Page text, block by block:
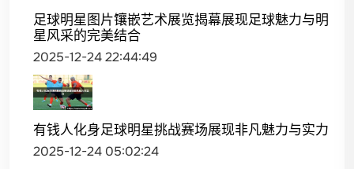
足球明星图片镶嵌艺术展览揭幕展现足球魅力与明
星风采的完美结合
2025-12-24 22:44:49
有钱人化身足球明星挑战赛场展现非凡魅力与实力
2025-12-24 05:02:24